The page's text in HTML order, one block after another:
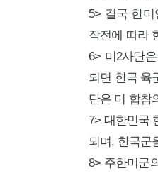
5> 결국 한
작전에 따라
6> 미2사단
되면 한국 육
단은 미 합참
7> 대한민국
되며, 한국군
8> 주한미군